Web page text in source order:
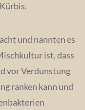
und nannten es
ist, dass
vor Verdunstung
ranken kann und